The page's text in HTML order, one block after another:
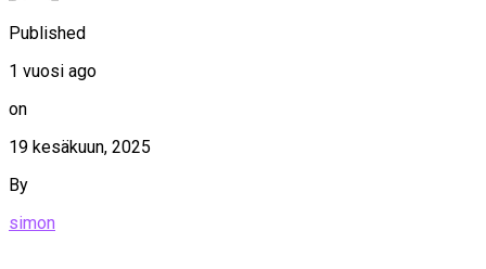
Published
1 vuosi ago
on
19 kesäkuun, 2025
By
simon